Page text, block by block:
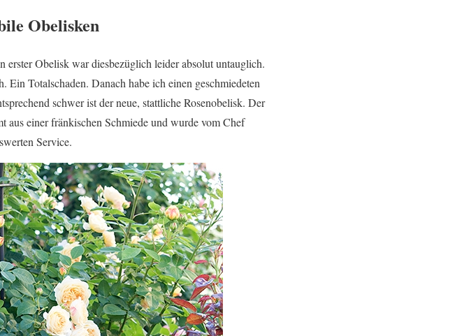
Obelisken
Obelisk war diesbezüglich leider absolut untauglich.
Totalschaden. Danach habe ich einen geschmiedeten
schwer ist der neue, stattliche Rosenobelisk. Der
einer fränkischen Schmiede und wurde vom Chef
Service.